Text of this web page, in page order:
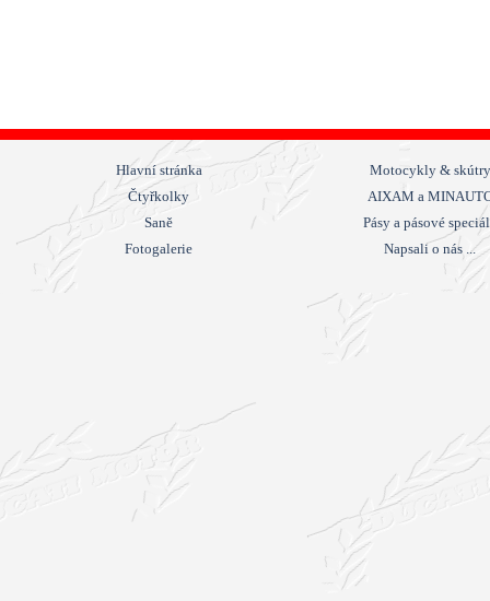
Hlavní stránka
Motocykly & skútry
Čtyřkolky
AIXAM a
Saně
Pásy a pásové
Fotogalerie
Napsali o nás ...